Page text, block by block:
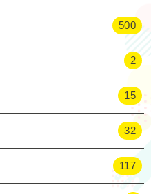
500
2
15
32
117